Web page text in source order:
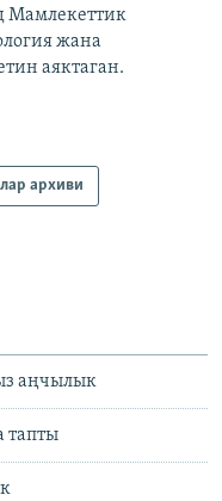
Мамлекеттик
жана
аяктаган.
архиви
аңчылык
тапты